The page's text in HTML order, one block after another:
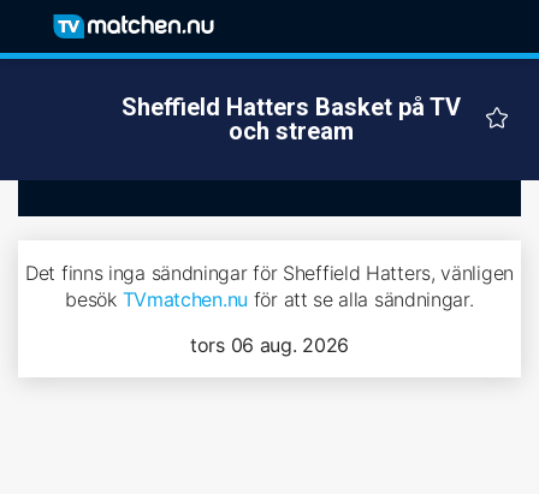
Sheffield Hatters Basket på TV
och stream
Det finns inga sändningar för Sheffield Hatters, vänligen
besök TVmatchen.nu för att se alla sändningar.
tors 06 aug. 2026